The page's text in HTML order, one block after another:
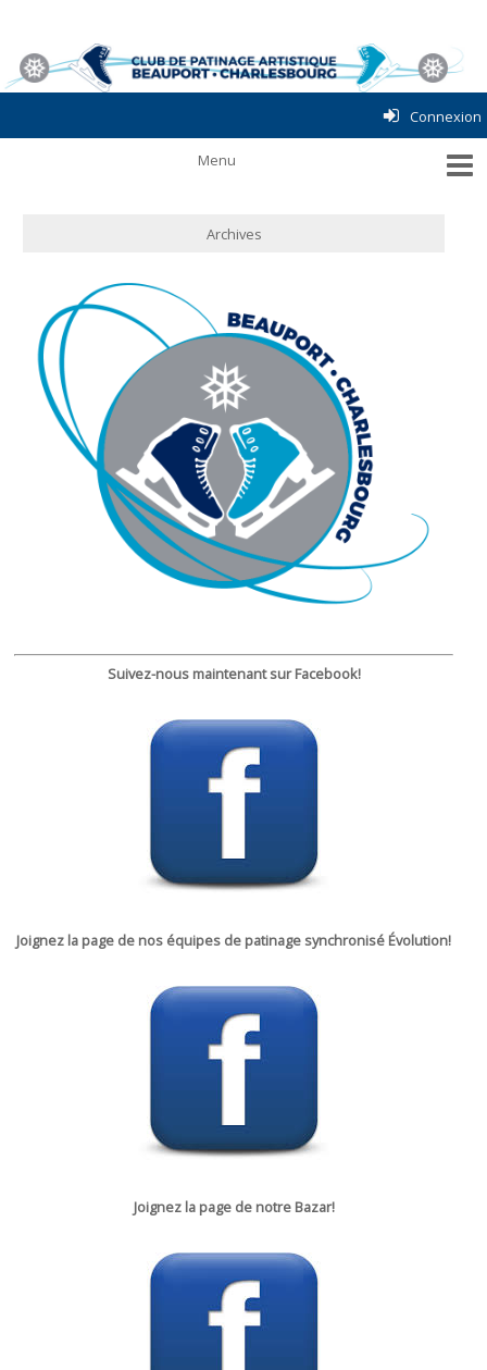
Connexion
Archives
Suivez-nous maintenant sur Facebook!
Joignez la page de nos équipes de patinage synchronisé Évolution!
Joignez la page de notre Bazar!